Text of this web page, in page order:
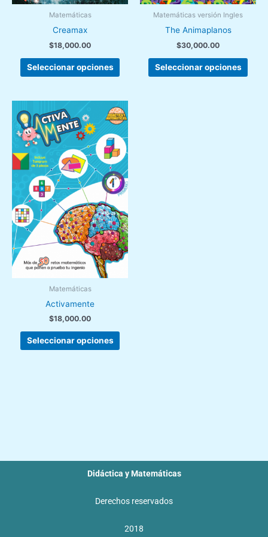
Matemáticas
Creamax
$18,000.00
Seleccionar opciones
de
Matemáticas versión Ingles
The Animaplanos
$30,000.00
Seleccionar opciones
de
Matemáticas
Activamente
$18,000.00
Seleccionar opciones
Este
producto
tiene
múltiples
variantes.
Las
opciones
se
pueden
elegir
en
la
página
de
Didáctica y Matemáticas
Derechos reservados
2018